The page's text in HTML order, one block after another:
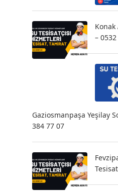
Konak
–
Gaziosmanpaşa Yeşilay
384 77 07